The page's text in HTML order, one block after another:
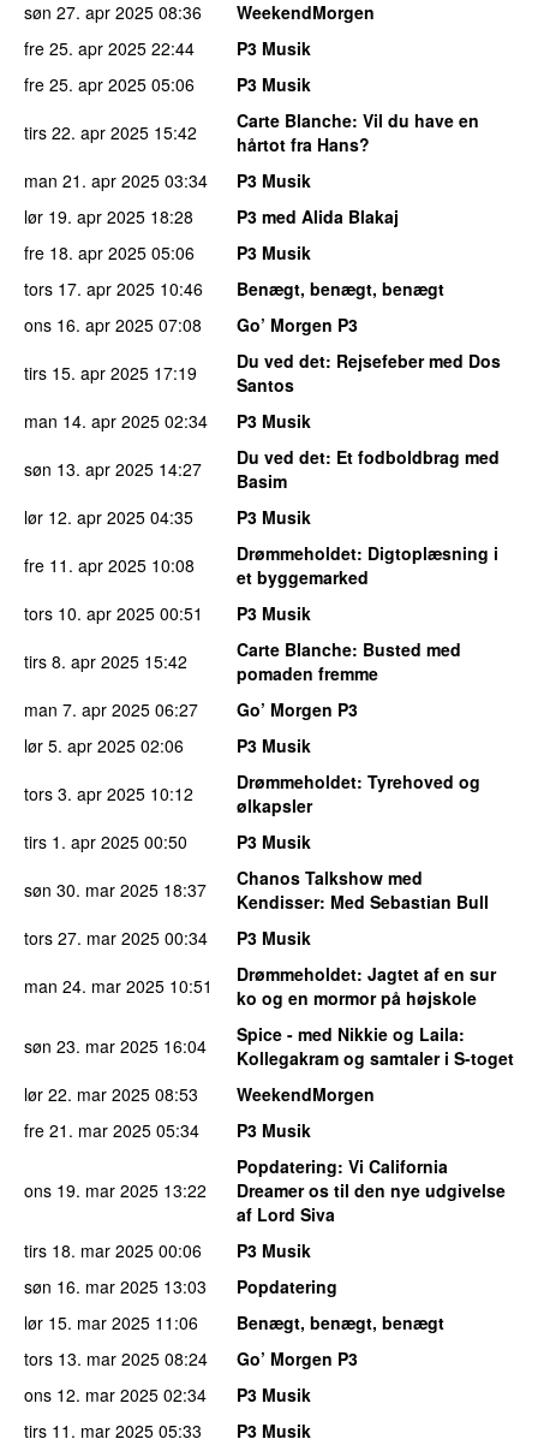
søn 27. apr 2025 08:36
WeekendMorgen
fre 25. apr 2025 22:44
P3 Musik
fre 25. apr 2025 05:06
P3 Musik
tirs 22. apr 2025 15:42 Carte Blanche: Vil du have en
hårtot fra Hans?
man 21. apr 2025 03:34
P3 Musik
lør 19. apr 2025 18:28
P3 med Alida Blakaj
fre 18. apr 2025 05:06
P3 Musik
tors 17. apr 2025 10:46
Benægt, benægt, benægt
ons 16. apr 2025 07:08
Go’ Morgen P3
tirs 15. apr 2025 17:19 Du ved det: Rejsefeber med Dos
Santos
man 14. apr 2025 02:34
P3 Musik
søn 13. apr 2025 14:27 Du ved det: Et fodboldbrag med
Basim
lør 12. apr 2025 04:35
P3 Musik
fre 11. apr 2025 10:08 Drømmeholdet: Digtoplæsning i
et byggemarked
tors 10. apr 2025 00:51
P3 Musik
tirs 8. apr 2025 15:42 Carte Blanche: Busted med
pomaden fremme
man 7. apr 2025 06:27
Go’ Morgen P3
lør 5. apr 2025 02:06
P3 Musik
tors 3. apr 2025 10:12 Drømmeholdet: Tyrehoved og
ølkapsler
tirs 1. apr 2025 00:50
P3 Musik
søn 30. mar 2025 18:37
Chanos Talkshow med
Kendisser: Med Sebastian Bull
tors 27. mar 2025 00:34
P3 Musik
man 24. mar 2025 10:51 Drømmeholdet: Jagtet af en sur
ko og en mormor på højskole
søn 23. mar 2025 16:04 Spice - med Nikkie og Laila:
Kollegakram og samtaler i S-toget
lør 22. mar 2025 08:53
WeekendMorgen
fre 21. mar 2025 05:34 P3 Musik
ons 19. mar 2025 13:22
Popdatering: Vi California
Dreamer os til den nye udgivelse
af Lord Siva
tirs 18. mar 2025 00:06
P3 Musik
søn 16. mar 2025 13:03
Popdatering
lør 15. mar 2025 11:06
Benægt, benægt, benægt
tors 13. mar 2025 08:24
Go’ Morgen P3
ons 12. mar 2025 02:34
P3 Musik
tirs 11. mar 2025 05:33
P3 Musik